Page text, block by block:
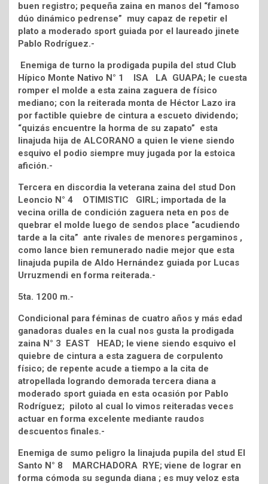
buen registro; pequeña zaina en manos del “famoso
dúo dinámico pedrense” muy capaz de repetir el
plato a moderado sport guiada por el laureado jinete
Pablo Rodríguez.-
Enemiga de turno la prodigada pupila del stud Club
Hípico Monte Nativo N° 1 ISA LA GUAPA; le cuesta
romper el molde a esta zaina zaguera de físico
mediano; con la reiterada monta de Héctor Lazo ira
por factible quiebre de cintura a escueto dividendo;
“quizás encuentre la horma de su zapato” esta
linajuda hija de ALCORANO a quien le viene siendo
esquivo el podio siempre muy jugada por la estoica
afición.-
Tercera en discordia la veterana zaina del stud Don
Leoncio N° 4 OTIMISTIC GIRL; importada de la
vecina orilla de condición zaguera neta en pos de
quebrar el molde luego de sendos place “acudiendo
tarde a la cita” ante rivales de menores pergaminos ,
como lance bien remunerado nadie mejor que esta
linajuda pupila de Aldo Hernández guiada por Lucas
Urruzmendi en forma reiterada.-
5ta. 1200 m.-
Condicional para féminas de cuatro años y más edad
ganadoras duales en la cual nos gusta la prodigada
zaina N° 3 EAST HEAD; le viene siendo esquivo el
quiebre de cintura a esta zaguera de corpulento
físico; de repente acude a tiempo a la cita de
atropellada logrando demorada tercera diana a
moderado sport guiada en esta ocasión por Pablo
Rodríguez; piloto al cual lo vimos reiteradas veces
actuar en forma excelente mediante raudos
descuentos finales.-
Enemiga de sumo peligro la linajuda pupila del stud El
Santo N° 8 MARCHADORA RYE; viene de lograr en
forma cómoda su segunda diana ; es muy veloz esta